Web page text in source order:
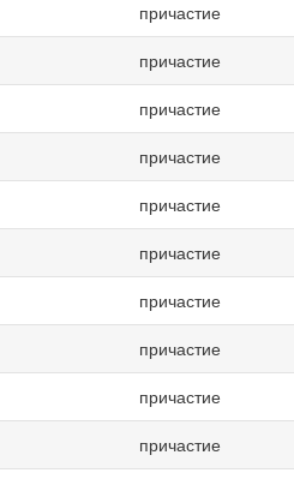
причастие
причастие
причастие
причастие
причастие
причастие
причастие
причастие
причастие
причастие